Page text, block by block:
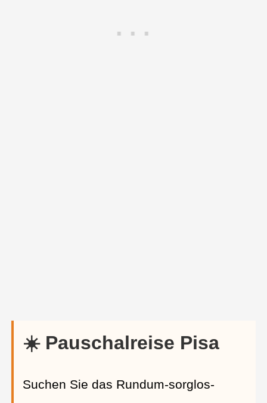
☀️ Pauschalreise Pisa
Suchen Sie das Rundum-sorglos-